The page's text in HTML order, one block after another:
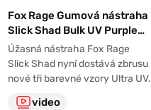
Fox Rage Gumová nástraha
Slick Shad Bulk UV Purple
Rain
Úžasná nástraha Fox Rage
Slick Shad nyní dostává zbrusu
nové tři barevné vzory Ultra UV.
video